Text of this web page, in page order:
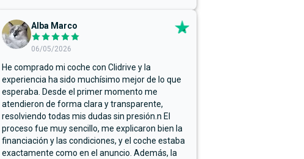
Alba Marco
06/05/2026
He comprado mi coche con Clidrive y la
experiencia ha sido muchísimo mejor de lo que
esperaba. Desde el primer momento me
atendieron de forma clara y transparente,
resolviendo todas mis dudas sin presión.n El
proceso fue muy sencillo, me explicaron bien la
financiación y las condiciones, y el coche estaba
exactamente como en el anuncio. Además, la